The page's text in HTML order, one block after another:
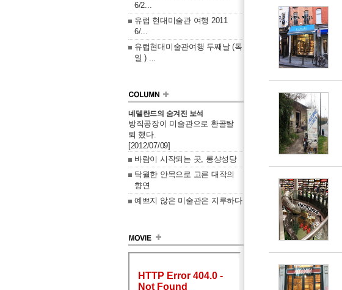
6/2...
유럽 현대미술관 여행 2011
6/...
유럽현대미술관여행 두째날 (독
일 ) ...
네델란드의 숨겨진 보석
방직공장이 미술관으로 환골탈
퇴 했다.
[2012/07/09]
바람이 시작되는 곳, 롱샹성당
탁월한 안목으로 고른 대작의
향연
예쁘지 않은 미술관은 지루하다